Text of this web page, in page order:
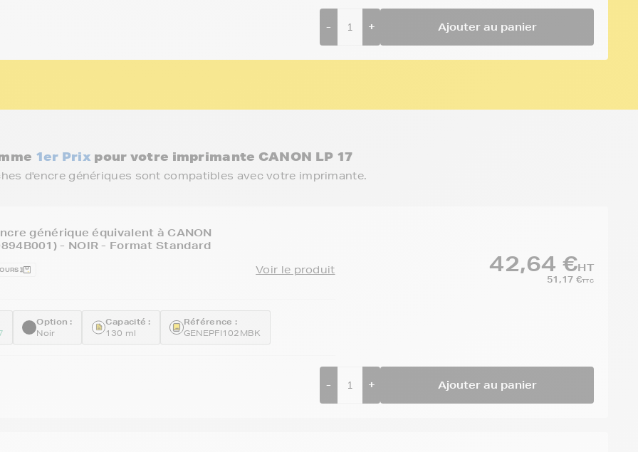
- + Ajouter au panier
1er Prix pour votre imprimante CANON LP 17
d'encre génériques sont compatibles avec votre imprimante.
générique équivalent à CANON
- NOIR - Format Standard
Voir le produit
Option :
Noir
Capacité :
130 ml
Référence :
GENEPFI102MBK
42,64 €HT
51,17 €TTC
- + Ajouter au panier